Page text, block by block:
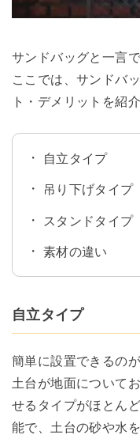
サンドバッグと一言
ここでは、サンドバ
ト・デメリットを紹
自立タイプ
吊り下げタイプ
スタンドタイプ
素材の違い
自立タイプ
簡単に設置できるの
土台が地面について
せるタイプがほとん
能で、土台の砂や水